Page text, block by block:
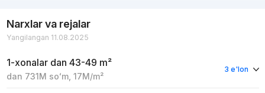
Narxlar va rejalar
Yangilangan 11.08.2025
1-xonalar dan 43-49 m²
dan 731M soʻm, 17M/m²
3 e'lon